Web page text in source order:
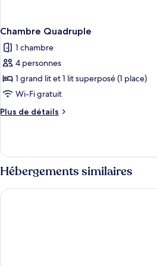
Chambre Quadruple
1 chambre
4 personnes
1 grand lit et 1 lit superposé (1 place)
Wi-Fi gratuit
Plus de détails
Plus
le
type
de
chambre
Chambre
Hébergements similaires
Le Parasol